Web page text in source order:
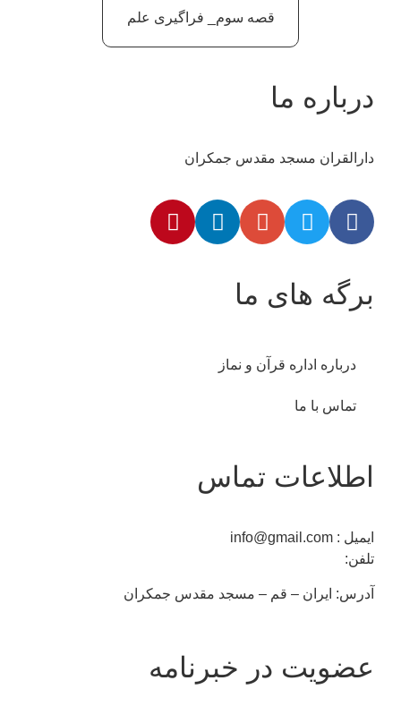
قصه سوم_ فراگیری علم
درباره ما
دارالقران مسجد مقدس جمکران
برگه های ما
درباره اداره قرآن و نماز
تماس با ما
اطلاعات تماس
ایمیل : info@gmail.com
تلفن:
آدرس: ایران – قم – مسجد مقدس جمکران
عضویت در خبرنامه